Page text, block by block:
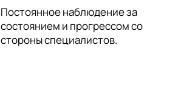
Постоянное наблюдение за
состоянием и прогрессом со
стороны специалистов.